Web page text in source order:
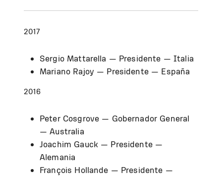
2017
Sergio Mattarella — Presidente — Italia
Mariano Rajoy — Presidente — España
2016
Peter Cosgrove — Gobernador General
— Australia
Joachim Gauck — Presidente —
Alemania
François Hollande — Presidente —